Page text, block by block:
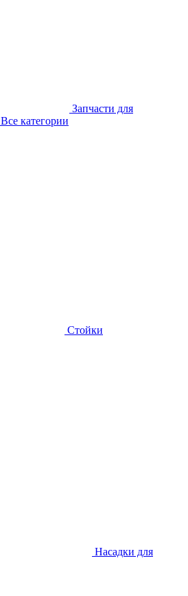
Запчасти для
Все категории
Стойки
Насадки для